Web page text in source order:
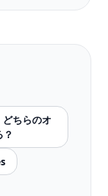
ちらのオ